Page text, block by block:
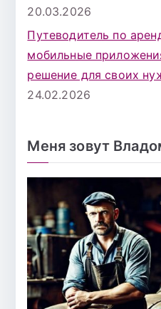
20.03.2026
Путеводитель по
мобильные
решение для своих
24.02.2026
Меня зовут